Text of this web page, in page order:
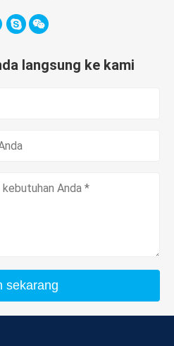
langsung ke kami
sekarang